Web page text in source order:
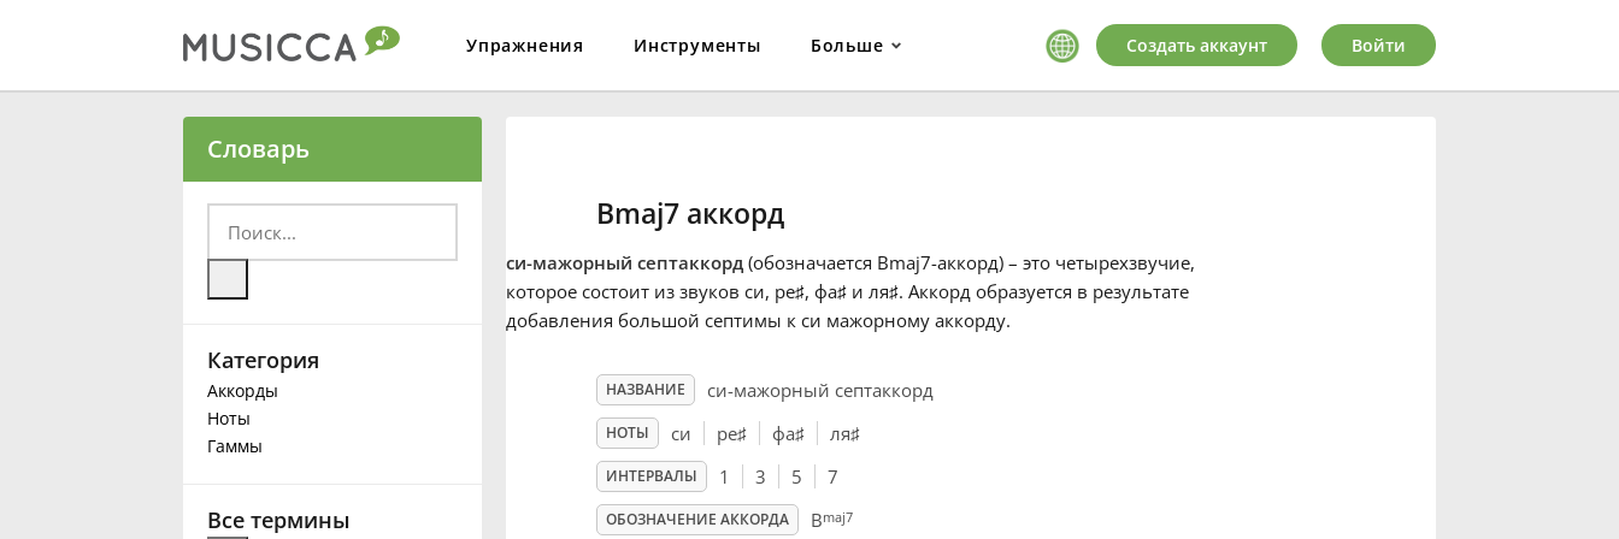
Упражнения Инструменты Больше
Български
Deutsch
Создать аккаунт Войти
Словарь
Категория
Аккорды
Ноты
Гаммы
Все термины
Bmaj7 аккорд
си-мажорный септаккорд(обозначается Bmaj7-аккорд) – это четырехзвучие,
которое состоит из звуков си, ре♯, фа♯и ля♯. Аккорд образуется в результате
добавления большой септимы к си мажорному аккорду.
НАЗВАНИЕ си-мажорный септаккорд
НОТЫ си ре♯ фа♯ ля♯
ИНТЕРВАЛЫ 1 3 5 7
ОБОЗНАЧЕНИЕ АККОРДА Bmaj7